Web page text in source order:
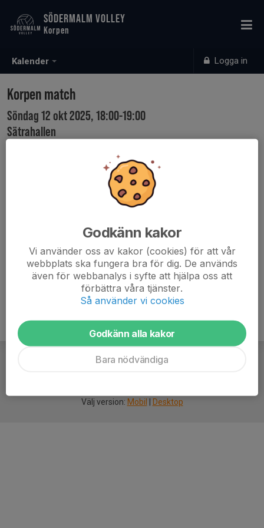
Kalender Logga in
SÖDERMALM VOLLEY
Korpen
Korpen match
Söndag 12 okt 2025, 18:00-19:00
Sätrahallen
Välj version: Mobil Desktop
Godkänn kakor
Vi använder oss av kakor (cookies) för att vår
webbplats ska fungera bra för dig. De används
även för webbanalys i syfte att hjälpa oss att
förbättra våra tjänster.
Så använder vi cookies
Godkänn alla kakor
Bara nödvändiga